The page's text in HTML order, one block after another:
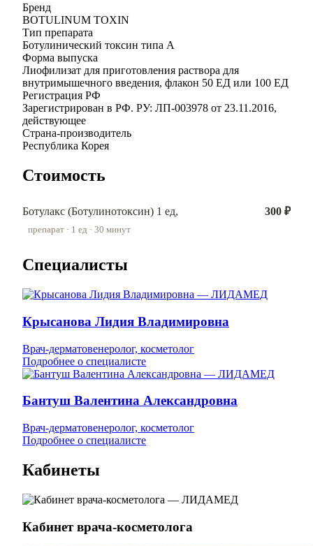
Бренд
BOTULINUM TOXIN
Тип препарата
Ботулинический токсин типа A
Форма выпуска
Лиофилизат для приготовления раствора для
внутримышечного введения, флакон 50 ЕД или 100 ЕД
Регистрация РФ
Зарегистрирован в РФ. РУ: ЛП-003978 от 23.11.2016,
действующее
Страна-производитель
Республика Корея
Стоимость
Ботулакс (Ботулинотоксин) 1 ед,
препарат · 1 ед · 30 минут
300 ₽
Специалисты
Крысанова Лидия Владимировна
Врач-дерматовенеролог, косметолог
Подробнее о специалисте
Бантуш Валентина Александровна
Врач-дерматовенеролог, косметолог
Подробнее о специалисте
Кабинеты
Кабинет врача-косметолога